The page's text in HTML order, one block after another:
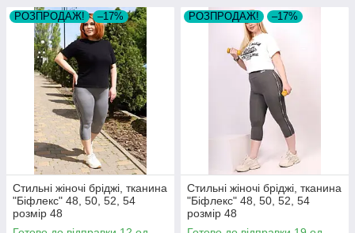
РОЗПРОДАЖ! –17%
Стильні жіночі бріджі, тканина
"Біфлекс" 48, 50, 52, 54
розмір 48
РОЗПРОДАЖ! –17%
Стильні жіночі бріджі, тканина
"Біфлекс" 48, 50, 52, 54
розмір 48